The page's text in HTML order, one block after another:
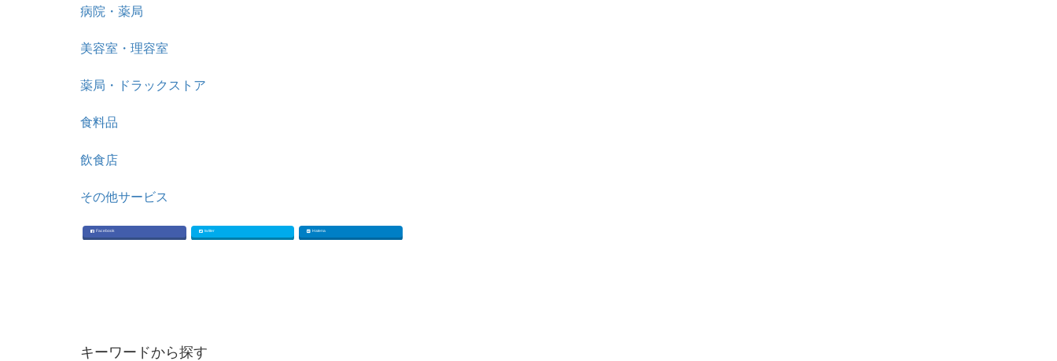
病院・薬局
美容室・理容室
薬局・ドラックストア
食料品
飲食店
その他サービス
Facebook twitter Hatena
キーワードから探す